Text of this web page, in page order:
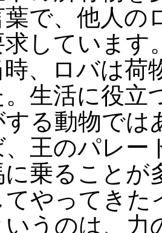
葉で、他人の
求しています
時、ロバは
。生活に役立
する動物で
、王のパレー
に乗ること
てやってき
いうのは、力